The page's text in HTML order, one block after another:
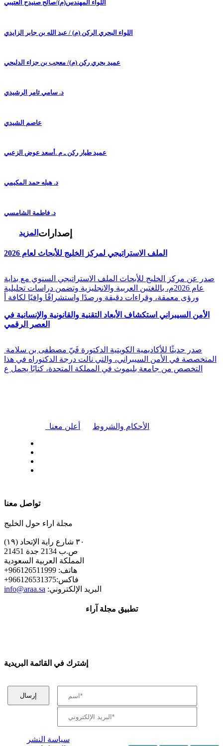
اللواء المهندس(م)/صالح صنيدح العتيبي
اللواء البحري الركن (م) / عبد الله بن جابر الزايدي
عميد بحري ركن (م)/ معجب بن جزاء الدلبحي
د. سامي ثامر الرشيدي
عاصم الشيدي
عميد طيار ركن ـ م .أسعد عوض الزعبي
د. هيله حمد المكيمي
د. فاطمة الشامسي
المزيد إصدارات
الملف الاستراتيجي لمركز الخليج للأبحاث لعام 2026
صدر عن مركز الخليج للأبحاث الملف الاستراتيجي السنوي مع بداية
عام 2026م، باللغتين العربية والانجليزية وتضمن دراسات تحليلية
ورؤى معمقة، وقراءات دقيقة ورصدًا واستشرافًا وافيًا لكافة أ
الأمن السيبراني استكشاف الأبعاد التقنية والقانونية والإنسانية في
العصر الرقمي
المتخصصة في الأمن السيبراني، والتي نالت درجة الدكتوراه في هذا
التخصص من جامعة بليموث في المملكة المتحدة، كتابًا يحمل ع
أعلن معنا الأحكام والشروط
تواصل معنا
مجلة اراء حول الخليج
٣٠ شارع راية الإتحاد (١٩)
ص.ب 2134 جدة 21451
المملكة العربية السعودية
+هاتف: 966126511999
+فاكس:966126531375
info@araa.sa :البريد الإلكتروني
تطبيق مجلة آراء
إشترك في القائمة البريدية
سياسة النشر